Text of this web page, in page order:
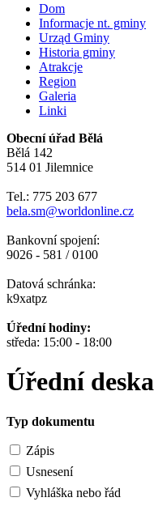
Dom
Informacje nt. gminy
Urząd Gminy
Historia gminy
Atrakcje
Region
Galeria
Linki
Obecní úřad Bělá
Bělá 142
514 01 Jilemnice
Tel.: 775 203 677
bela.sm@worldonline.cz
Bankovní spojení:
9026 - 581 / 0100
Datová schránka:
k9xatpz
Úřední hodiny:
středa: 15:00 - 18:00
Úřední deska
Typ dokumentu
Zápis
Usnesení
Vyhláška nebo řád